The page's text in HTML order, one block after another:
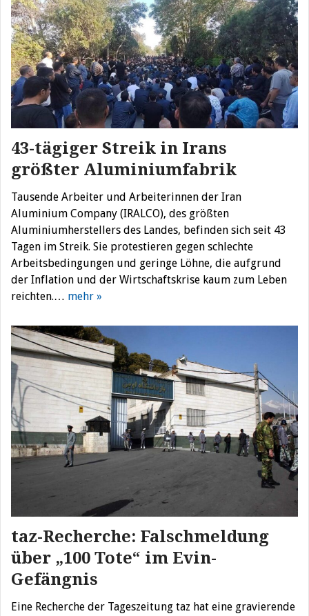
43-tägiger Streik in Irans
größter Aluminiumfabrik
Tausende Arbeiter und Arbeiterinnen der Iran
Aluminium Company (IRALCO), des größten
Aluminiumherstellers des Landes, befinden sich seit 43
Tagen im Streik. Sie protestieren gegen schlechte
Arbeitsbedingungen und geringe Löhne, die aufgrund
der Inflation und der Wirtschaftskrise kaum zum Leben
reichten.… mehr »
taz-Recherche: Falschmeldung
über „100 Tote“ im Evin-
Gefängnis
Eine Recherche der Tageszeitung taz hat eine gravierende